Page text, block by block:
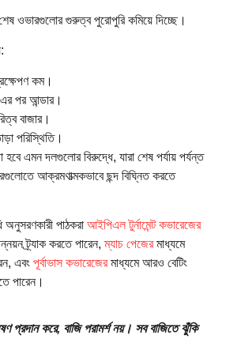
ওভারগুলোর গুরুত্ব পুরোপুরি কমিয়ে দিচ্ছে।
কম।
পর আন্ডার।
বাজার।
পরিস্থিতি।
হবে এমন দলগুলোর বিরুদ্ধে, যারা শেষ পর্যায় পর্যন্ত
আক্রমণাত্মকভাবে ছন্দ বিঘ্নিত করতে
অনুসরণকারী পাঠকরা আইপিএল টুর্নামেন্ট কভারেজের
ট্র্যাক করতে পারেন,ম্যাচ পেজেরমাধ্যমে
এবং পূর্বাভাস কভারেজেরমাধ্যমে আরও বেটিং
পারেন।
প্রদান করে, বাজি পরামর্শ নয়। সব বাজিতে ঝুঁকি